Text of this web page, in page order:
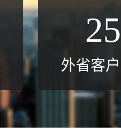
25
外省客